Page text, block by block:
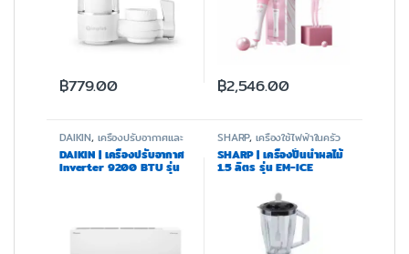
฿779.00 ฿2,546.00
DAIKIN, เครื่องปรับอากาศและ
ฟอกอากาศ
DAIKIN | เครื่องปรับอากาศ
Inverter 9200 BTU รุ่น
SHARP,เครื่องใช้ไฟฟ้าในครัว
SHARP | เครื่องปั่นน้ำผลไม้
1.5 ลิตร รุ่น EM-ICE